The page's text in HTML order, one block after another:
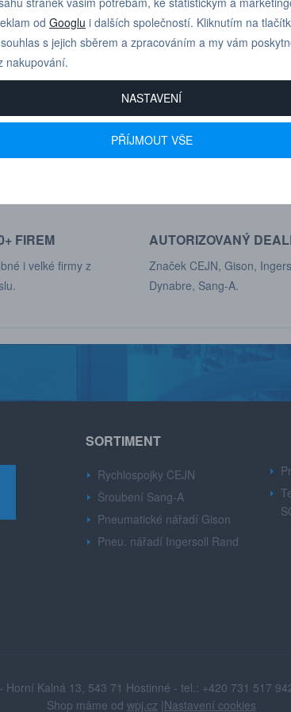
Materiál těsnění:
technické dotazy
+420 731 517
FIREM
i velké firmy z
AUTORIZOVANÝ
Značek CEJN, Gison,
Dynabre, Sang-A.
SORTIMENT
Rychlospojky CEJN
Šroubení Sang-A
Pneumatické nářadí Gison
Pneu. nářadí Ingersoll Rand
Horní Kalná 13, 543 71 Hostinné - tel.: +420 731 517
Shop máme od wpj.cz |Nastavení cookies
od Googlu i dalších společností. Kliknutím na
s jejich sběrem a zpracováním a my vám
nakupování.
NASTAVENÍ
PŘÍJMOUT VŠE